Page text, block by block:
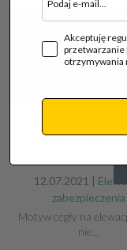
ELASTYCZNY
12.07.2021 |
zabezpieczenia
Motyw cegły na
nie...
Akceptuję
przetwarzanie
otrzymywania